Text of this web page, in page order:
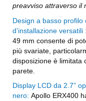
preavviso attraverso il
Design a basso profilo
d’installazione versatili :
49 mm consente di
più svariate,
disposizione è limitata
parete.
Display LCD da 2.7”
nero: Apollo ERX400